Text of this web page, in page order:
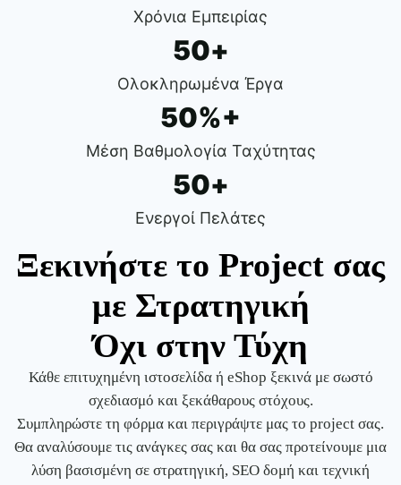
Χρόνια Εμπειρίας
Ολοκληρωμένα Έργα
50+
Μέση Βαθμολογία Ταχύτητας
50%+
Ενεργοί Πελάτες
50+
Ξεκινήστε το Project σας
με Στρατηγική
Όχι στην Τύχη
Κάθε επιτυχημένη ιστοσελίδα ή eShop ξεκινά με σωστό
σχεδιασμό και ξεκάθαρους στόχους.
Συμπληρώστε τη φόρμα και περιγράψτε μας το project σας.
Θα αναλύσουμε τις ανάγκες σας και θα σας προτείνουμε μια
λύση βασισμένη σε στρατηγική, SEO δομή και τεχνική